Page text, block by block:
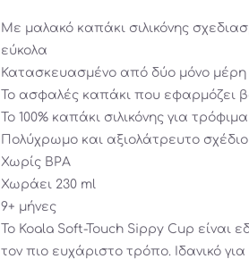
Με μαλακό καπάκι σιλικόνης
εύκολα
Κατασκευασμένο από δύο μόνο μέρη
Το ασφαλές καπάκι που εφαρμόζει
Το 100% καπάκι σιλικόνης για
Πολύχρωμο και αξιολάτρευτο
Χωρίς BPA
Χωράει 230 ml
9+ μήνες
Το Koala Soft-Touch Sippy Cup είναι
τον πιο ευχάριστο τρόπο. Ιδανικό